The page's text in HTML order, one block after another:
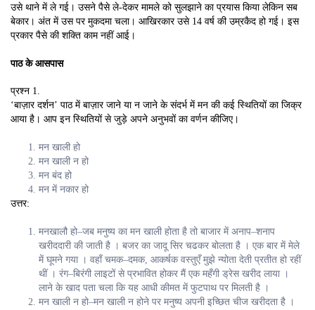
उसे थाने में ले गई। उसने पैसे ले-देकर मामले को सुलझाने का प्रयास किया लेकिन सब
बेकार। अंत में उस पर मुकदमा चला। आखिरकार उसे 14 वर्ष की उम्रकैद हो गई। इस
प्रकार पैसे की शक्ति काम नहीं आई।
पाठ के आसपास
प्रश्न 1.
‘बाज़ार दर्शन’ पाठ में बाज़ार जाने या न जाने के संदर्भ में मन की कई स्थितियों का जिक्र
आया है। आप इन स्थितियों से जुड़े अपने अनुभवों का वर्णन कीजिए।
मन खाली हो
मन खाली न हो
मन बंद हो
मन में नकार हो
उत्तर:
मनखालौ हो–जब मनुष्य का मन खाली होता है तो बाजार में अनाप–शनाप
खरीददारी की जाती है । बजर का जादू सिर चढकर बोलता है । एक बार में मेले
में घूमने गया । वहाँ चमक–दमक, आकर्षक वस्तुएँ मुझे न्योता देती प्रतीत हो रहीं
थीं । रंग–बिरंगी लाइटों से प्रभावित होकर मैं एक महँगी ड्रेस खरीद लाया ।
लाने के खाद पता चला कि यह आधी कीमत में फुटपाथ पर मिलती है ।
मन खाली न हो–मन खाली न होने पर मनुष्य अपनी इच्छित चीज खरीदता है ।